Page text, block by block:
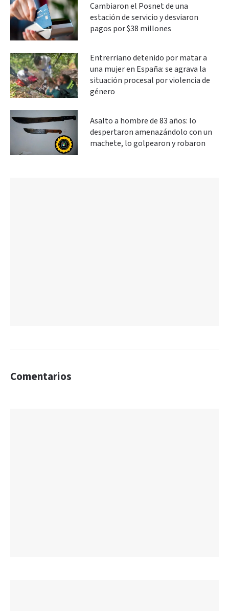
Cambiaron el Posnet de una
estación de servicio y desviaron
pagos por $38 millones
Entrerriano detenido por matar a
una mujer en España: se agrava la
situación procesal por violencia de
género
Asalto a hombre de 83 años: lo
despertaron amenazándolo con un
machete, lo golpearon y robaron
Comentarios